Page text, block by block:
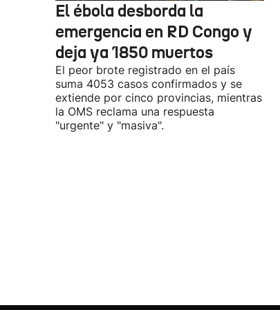
El ébola desborda la
emergencia en RD Congo y
deja ya 1850 muertos
El peor brote registrado en el país
suma 4053 casos confirmados y se
extiende por cinco provincias, mientras
la OMS reclama una respuesta
"urgente" y "masiva".